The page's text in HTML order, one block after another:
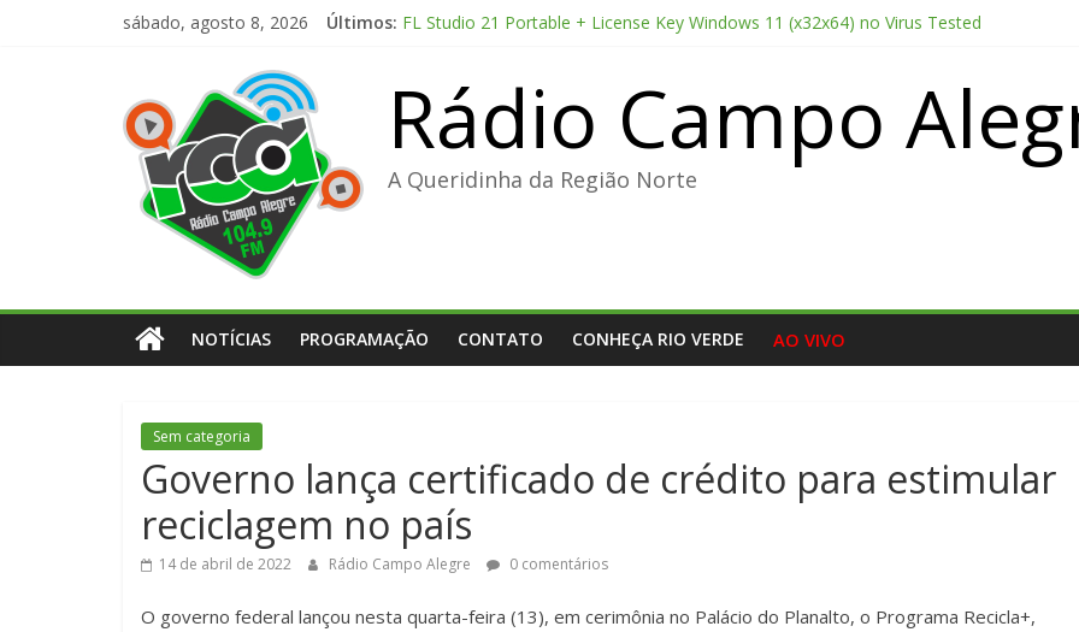
sábado, agosto 8, 2026 Últimos: FL Studio 21 Portable + License Key Windows 11 (x32x64) no Virus Tested
Office 2024 Volume License 2026 Updated Torrent Dow𝚗l𝚘аd
The Love Hypothesis 2026 CAMRip UHD Proper FullMov𝗂e M𝐚gn𝐞t L𝐢nk
Rádio Campo
A Queridinha da Região Norte
NOTÍCIAS PROGRAMAÇÃO CONTATO CONHEÇA RIO VERDE AO VIVO
Sem categoria
Governo lança certificado de crédito para estimular
reciclagem no país
14 de abril de 2022 Rádio Campo Alegre 0 comentários
O governo federal lançou nesta quarta-feira (13), em cerimônia no Palácio do Planalto, o Programa Recicla+,